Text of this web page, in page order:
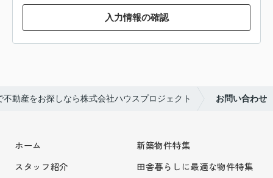
入力情報の確認
不動産をお探しなら株式会社ハウスプロジェクト お問い合わせ
ホーム
スタッフ紹介
新築物件特集
田舎暮らしに最適な物件特集